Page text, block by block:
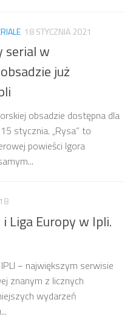
18 STYCZNIA 2021
serial w
już
obsadzie dostępna dla
stycznia. „Rysa” to
powieści Igora
Liga Europy w Ipli.
− największym serwisie
znanym z licznych
wydarzeń